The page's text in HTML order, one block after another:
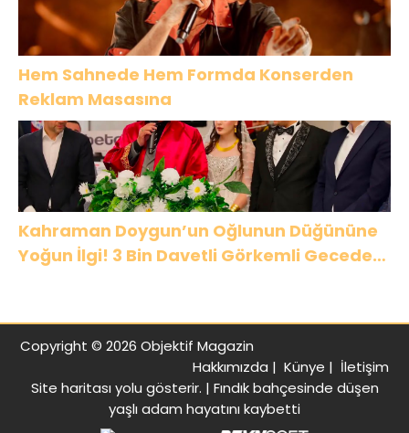
Hem Sahnede Hem Formda Konserden
Reklam Masasına
Kahraman Doygun’un Oğlunun Düğününe
Yoğun İlgi! 3 Bin Davetli Görkemli Gecede
Copyright © 2026 Objektif Magazin
Hakkımızda | Künye | İletişim
Site haritası yolu gösterir. | Fındık bahçesinde düşen
yaşlı adam hayatını kaybetti